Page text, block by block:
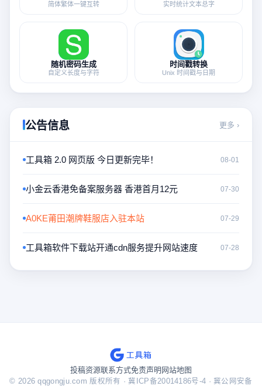
简体繁体一键互转 实时统计文本总字
随机密码生成
自定义长度与字符
时间戳转换
Unix 时间戳与日期
公告信息 更多 ›
工具箱 2.0 网页版 今日更新完毕！ 08-01
小金云香港免备案服务器 香港首月12元 07-30
A0KE莆田潮牌鞋服店入驻本站 07-29
工具箱软件下载站开通cdn服务提升网站速度 07-28
投稿资源联系方式免责声明 网站地图
© 2026 qqgongju.com 版权所有 ·冀ICP备20014186号-4 ·冀公网安备